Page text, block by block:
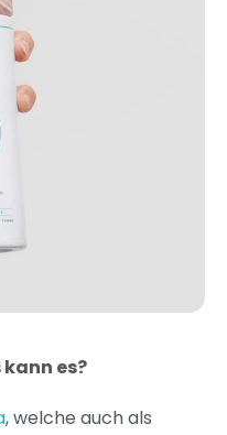
es?
, welche auch als